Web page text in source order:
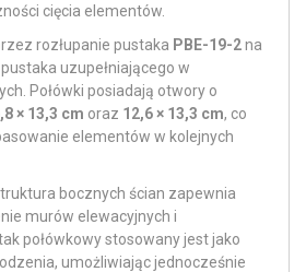
cięcia elementów.
rozłupanie pustaka PBE-19-2na
uzupełniającego w
Połówki posiadają otwory o
× 13,3 cm oraz 12,6 × 13,3 cm, co
elementów w kolejnych
bocznych ścian zapewnia
murów elewacyjnych i
połówkowy stosowany jest jako
umożliwiając jednocześnie